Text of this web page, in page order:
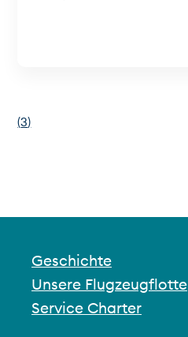
(3)
Geschichte
Unsere Flugzeugflotte
Service Charter